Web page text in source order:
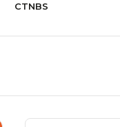
CTNBS